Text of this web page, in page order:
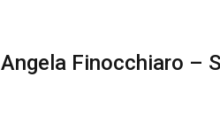
Finocchiaro –